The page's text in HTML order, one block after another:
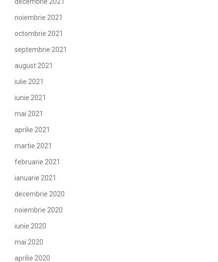
noiembrie 2021
octombrie 2021
septembrie 2021
august 2021
iulie 2021
iunie 2021
mai 2021
aprilie 2021
martie 2021
februarie 2021
ianuarie 2021
decembrie 2020
noiembrie 2020
iunie 2020
mai 2020
aprilie 2020